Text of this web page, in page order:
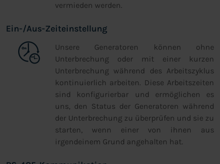
vermieden werden.
Ein-/Aus-Zeiteinstellung
Unsere Generatoren können ohne
Unterbrechung oder mit einer kurzen
Unterbrechung während des Arbeitszyklus
kontinuierlich arbeiten. Diese Arbeitszeiten
sind konfigurierbar und ermöglichen es
uns, den Status der Generatoren während
der Unterbrechung zu überprüfen und sie zu
starten, wenn einer von ihnen aus
irgendeinem Grund angehalten hat.